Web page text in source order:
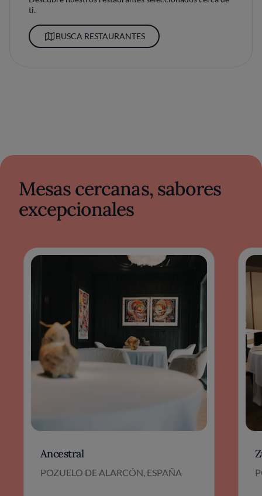
ti.
BUSCA RESTAURANTES
Mesas cercanas, sabores
excepcionales
Ancestral
POZUELO DE ALARCÓN, ESPAÑA